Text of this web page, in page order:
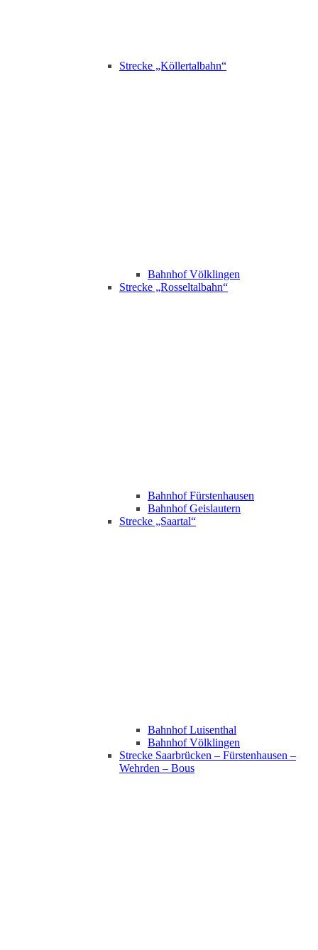
Strecke „Köllertalbahn“
Bahnhof Völklingen
Strecke „Rosseltalbahn“
Bahnhof Fürstenhausen
Bahnhof Geislautern
Strecke „Saartal“
Bahnhof Luisenthal
Bahnhof Völklingen
Strecke Saarbrücken – Fürstenhausen –
Wehrden – Bous